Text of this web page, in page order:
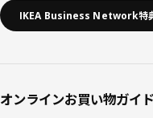
IKEA Business Network特
オンラインお買い物ガイド